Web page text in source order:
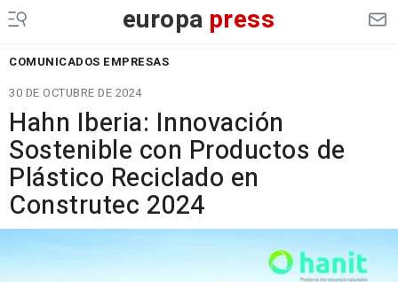
europa press
COMUNICADOS EMPRESAS
30 DE OCTUBRE DE 2024
Hahn Iberia: Innovación
Sostenible con Productos de
Plástico Reciclado en
Construtec 2024